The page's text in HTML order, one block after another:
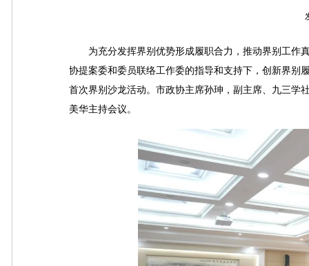
为充分发挥界别优势形成履职合力，推动界别工作真
协提案委和委员联络工作委的指导和支持下，创新界别
首次界别沙龙活动。市政协主席孙珅，副主席、九三学
美华主持会议。